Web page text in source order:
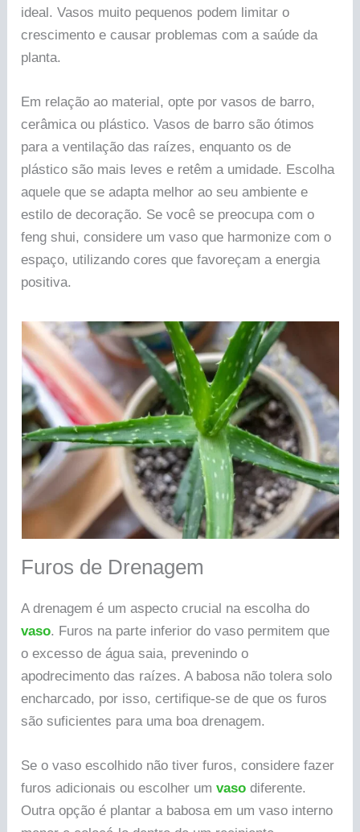
ideal. Vasos muito pequenos podem limitar o
crescimento e causar problemas com a saúde da
planta.
Em relação ao material, opte por vasos de barro,
cerâmica ou plástico. Vasos de barro são ótimos
para a ventilação das raízes, enquanto os de
plástico são mais leves e retêm a umidade. Escolha
aquele que se adapta melhor ao seu ambiente e
estilo de decoração. Se você se preocupa com o
feng shui, considere um vaso que harmonize com o
espaço, utilizando cores que favoreçam a energia
positiva.
Furos de Drenagem
A drenagem é um aspecto crucial na escolha do
vaso. Furos na parte inferior do vaso permitem que
o excesso de água saia, prevenindo o
apodrecimento das raízes. A babosa não tolera solo
encharcado, por isso, certifique-se de que os furos
são suficientes para uma boa drenagem.
Se o vaso escolhido não tiver furos, considere fazer
furos adicionais ou escolher um vaso diferente.
Outra opção é plantar a babosa em um vaso interno